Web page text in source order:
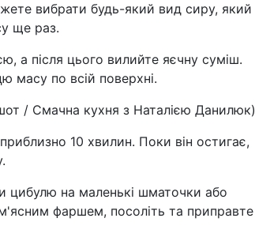
вибрати будь-який вид сиру, який
ще раз.
а після цього вилийте яєчну суміш.
масу по всій поверхні.
/ Смачна кухня з Наталією Данилюк)
10 хвилин. Поки він остигає,
цибулю на маленькі шматочки або
фаршем, посоліть та приправте